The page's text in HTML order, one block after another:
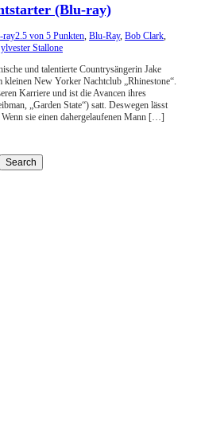
(Blu-ray)
ray2.5 von 5 Punkten, Blu-Ray, Bob Clark,
Stallone
und talentierte Countrysängerin Jake
New Yorker Nachtclub „Rhinestone“.
Karriere und ist die Avancen ihres
„Garden State“) satt. Deswegen lässt
sie einen dahergelaufenen Mann […]